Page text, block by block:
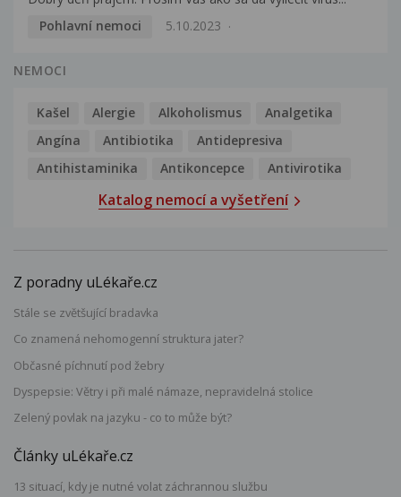
Pohlavní nemoci
5.10.2023
NEMOCI
Kašel Alergie Alkoholismus
Analgetika
Angína
Antibiotika
Antidepresiva
Antihistaminika
Antikoncepce Antivirotika
Katalog nemocí a vyšetření
Z poradny uLékaře.cz
Stále se zvětšující bradavka
Co znamená nehomogenní struktura jater?
Občasné píchnutí pod žebry
Dyspepsie: Větry i při malé námaze, nepravidelná stolice
Zelený povlak na jazyku - co to může být?
Články uLékaře.cz
13 situací, kdy je nutné volat záchrannou službu